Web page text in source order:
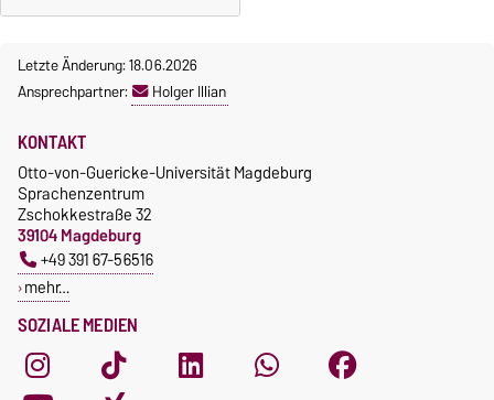
Letzte Änderung: 18.06.2026
Ansprechpartner:
Holger Illian
SOZIALE MEDIEN
KONTAKT
Otto-von-Guericke-Universität Magdeburg
Sprachenzentrum
Zschokkestraße 32
39104 Magdeburg
+49 391 67-56516
mehr…